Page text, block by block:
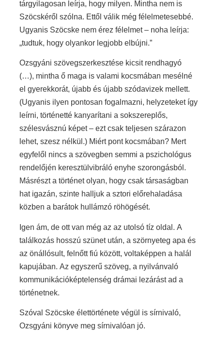
tárgyilagosan leírja, hogy milyen. Mintha nem is
Szöcskéről szólna. Ettől válik még félelmetesebbé.
Ugyanis Szöcske nem érez félelmet – noha leírja:
„tudtuk, hogy olyankor legjobb elbújni.”
Ozsgyáni szövegszerkesztése kicsit rendhagyó
(…), mintha ő maga is valami kocsmában mesélné
el gyerekkorát, újabb és újabb szódavizek mellett.
(Ugyanis ilyen pontosan fogalmazni, helyzeteket így
leírni, történetté kanyarítani a sokszereplős,
szélesvásznú képet – ezt csak teljesen szárazon
lehet, szesz nélkül.) Miért pont kocsmában? Mert
egyfelől nincs a szövegben semmi a pszichológus
rendelőjén keresztülvibráló enyhe szorongásból.
Másrészt a történet olyan, hogy csak társaságban
hat igazán, szinte halljuk a sztori előrehaladása
közben a barátok hullámzó röhögését.
Igen ám, de ott van még az az utolsó tíz oldal. A
találkozás hosszú szünet után, a szörnyeteg apa és
az önállósult, felnőtt fiú között, voltaképpen a halál
kapujában. Az egyszerű szöveg, a nyilvánvaló
kommunikációképtelenség drámai lezárást ad a
történetnek.
Szóval Szöcske élettörténete végül is sírnivaló,
Ozsgyáni könyve meg sírnivalóan jó.